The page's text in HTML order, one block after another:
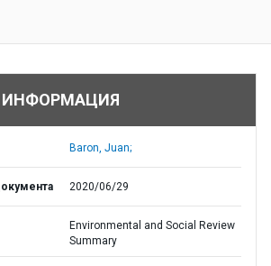
ИНФОРМАЦИЯ
Baron, Juan;
2020/06/29
Environmental and Social Review
Summary